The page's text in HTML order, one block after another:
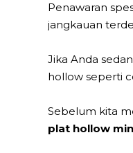
Penawaran
jangkauan
Jika Anda
hollow seperti
Sebelum kita
plat hollow